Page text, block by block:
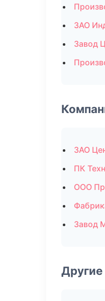
ЗАО
Завод
ЗАО
ПК
ООО
Завод